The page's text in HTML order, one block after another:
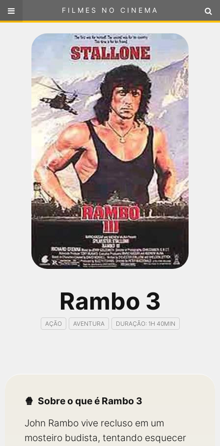
FILMES NO CINEMA
selecione sua localização
Rambo 3
AÇÃO AVENTURA DURAÇÃO: 1H 40MIN
Sobre o que é Rambo 3
John Rambo vive recluso em um
mosteiro budista, tentando esquecer
FILMES NO CINEMA
SELECIONE SUA LOCALIZAÇÃO
FILMES EM CARTAZ
PRÓXIMOS LANÇAMENTOS
GÊNEROS
NOTÍCIAS
PÁGINA INICIAL
FilmesNoCinema.com.br é o maior localizador de filmes e
sessões de cinema no Brasil. Através dele, você pode
encontrar os filmes no cinema mais próximos a você ou a
qualquer cidade em território brasileiro. Você pode também
acessar informações sobre cinemas, horários, assistir aos